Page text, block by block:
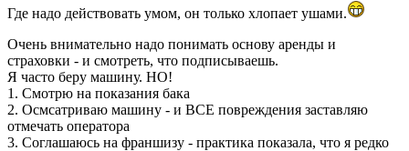
Где надо действовать умом, он только хлопает ушами.
Очень внимательно надо понимать основу аренды и
страховки - и смотреть, что подписываешь.
Я часто беру машину. НО!
1. Смотрю на показания бака
2. Осмсатриваю машину - и ВСЕ повреждения заставляю
отмечать оператора
3. Соглашаюсь на франшизу - практика показала, что я редко